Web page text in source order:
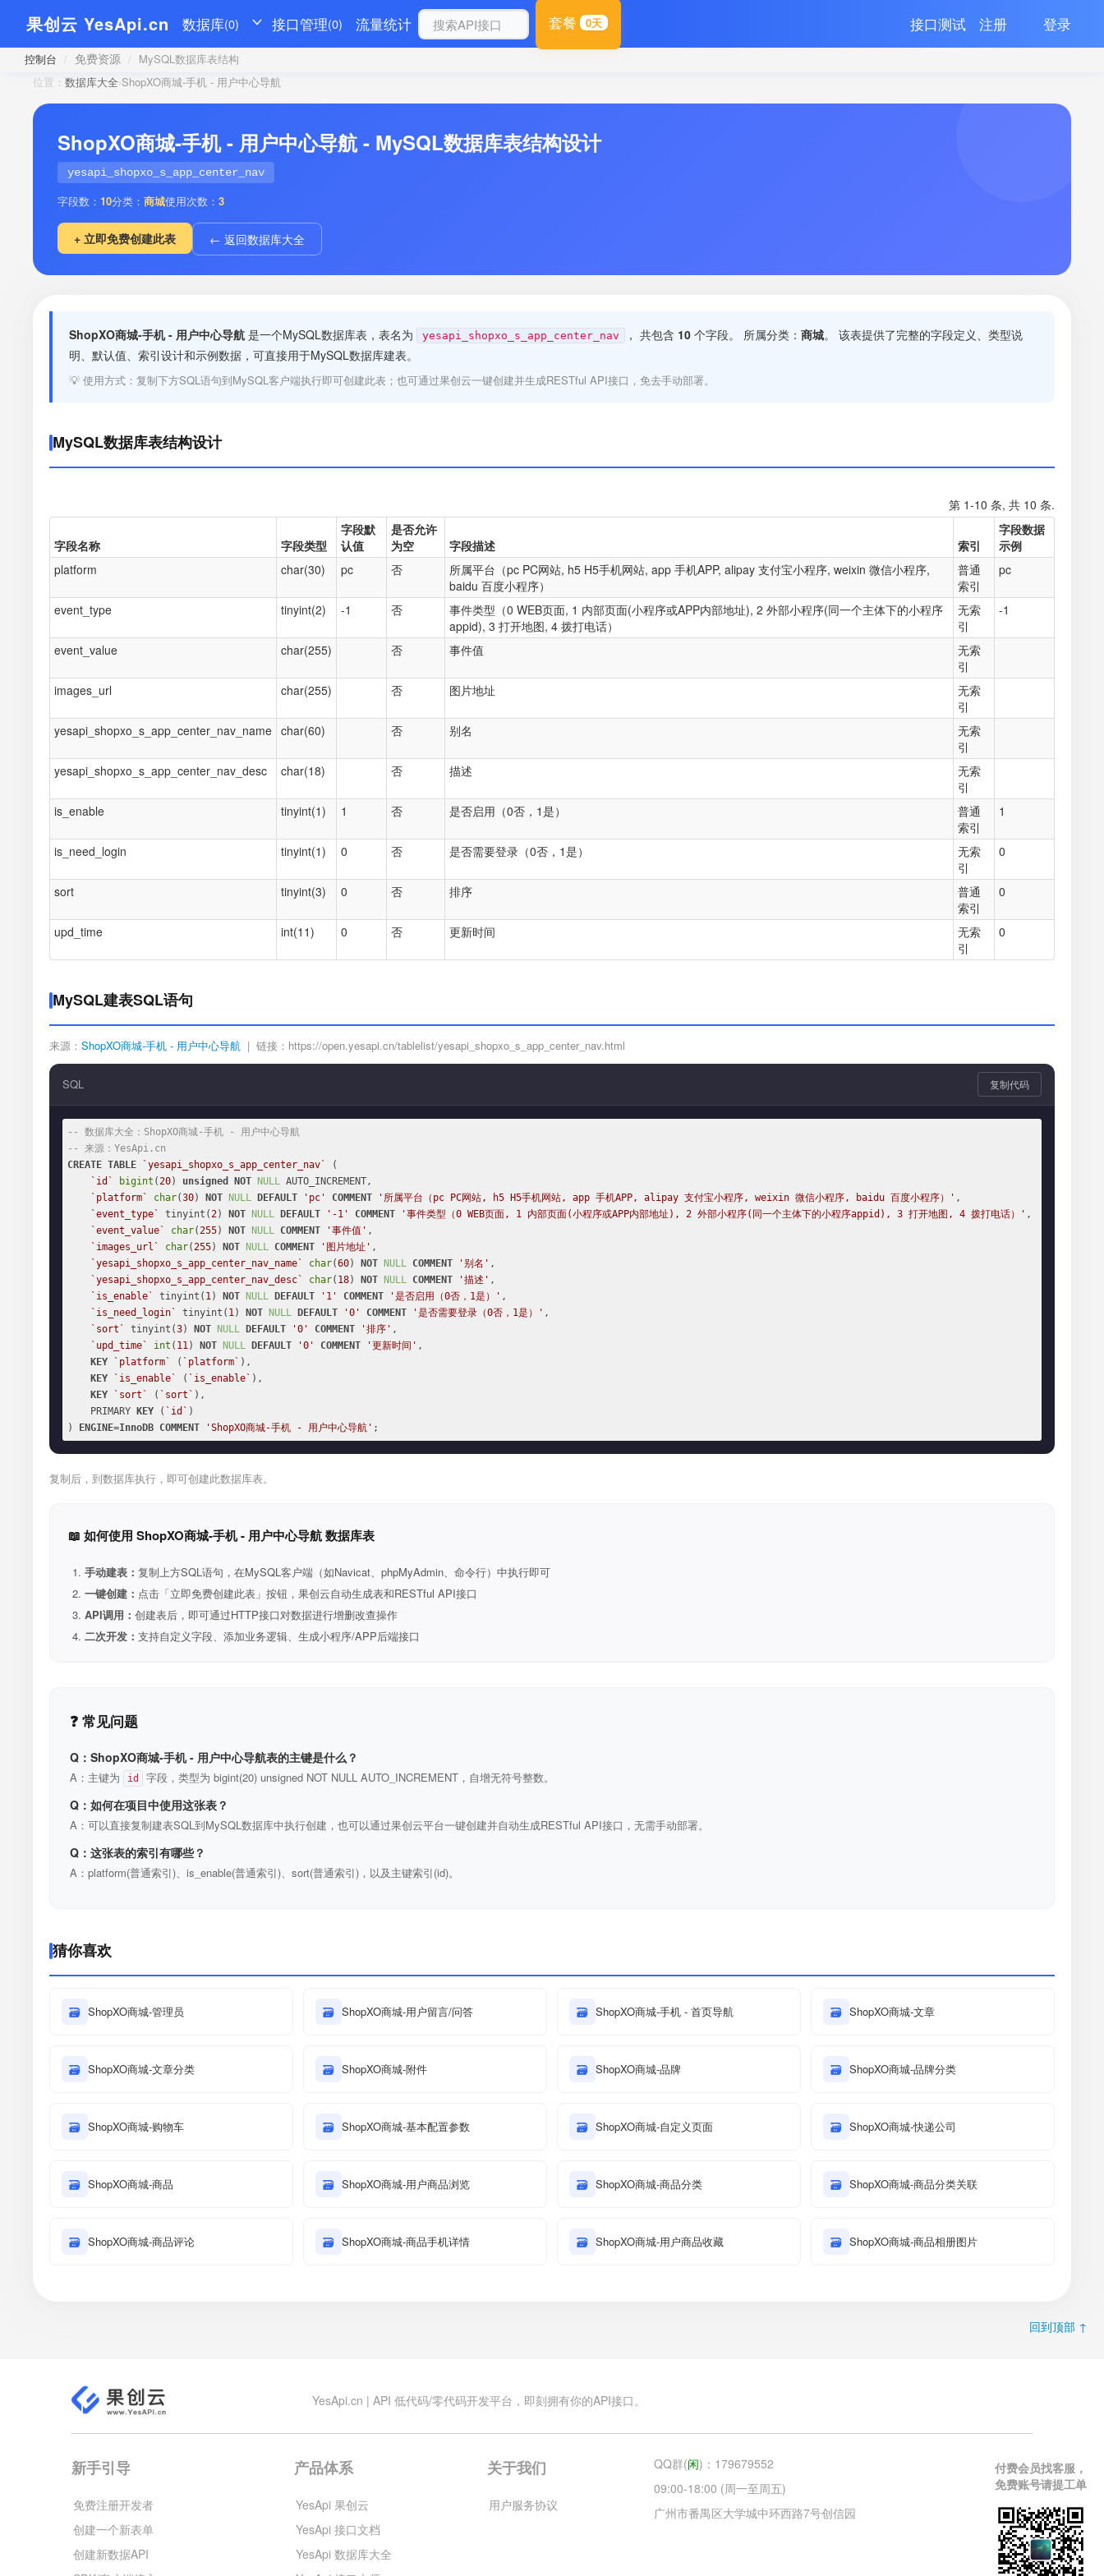
果创云 YesApi.cn 数据库(0) 接口管理(0) 流量统计 套餐 0天 接口测试 注册 登录
控制台 / 免费资源 / MySQL数据库表结构
位置： 数据库大全›ShopXO商城-手机 - 用户中心导航
ShopXO商城-手机 - 用户中心导航 - MySQL数据库表结构设计
yesapi_shopxo_s_app_center_nav
字段数： 10分类： 商城使用次数： 3
+ 立即免费创建此表 ← 返回数据库大全
ShopXO商城-手机 - 用户中心导航 是一个MySQL数据库表，表名为 yesapi_shopxo_s_app_center_nav ， 共包含 10 个字段。 所属分类： 商城。 该表提供了完整的字段定义、类型说
明、默认值、索引设计和示例数据，可直接用于MySQL数据库建表。
💡 使用方式：复制下方SQL语句到MySQL客户端执行即可创建此表；也可通过果创云一键创建并生成RESTful API接口，免去手动部署。
MySQL数据库表结构设计
第 1-10 条, 共 10 条.
字段名称 字段类型
字段默
认值
是否允许
为空
字段描述 索引
字段数据
示例
platform
char(30) pc 否
所属平台（pc PC网站, h5 H5手机网站, app 手机APP, alipay 支付宝小程序, weixin 微信小程序,
baidu 百度小程序）
普通
索引
pc
event_type tinyint(2) -1 否
事件类型（0 WEB页面, 1 内部页面(小程序或APP内部地址), 2 外部小程序(同一个主体下的小程序
appid), 3 打开地图, 4 拨打电话）
无索
引
-1
event_value char(255) 否 事件值
无索
引
images_url
char(255) 否 图片地址
无索
引
yesapi_shopxo_s_app_center_nav_name char(60) 否 别名
无索
引
yesapi_shopxo_s_app_center_nav_desc
char(18) 否 描述
无索
引
is_enable
tinyint(1) 1 否 是否启用（0否，1是）
普通
索引
1
is_need_login tinyint(1) 0 否 是否需要登录（0否，1是）
无索
引
0
sort tinyint(3) 0 否 排序
普通
索引
0
upd_time int(11) 0 否 更新时间
无索
引
0
MySQL建表SQL语句
来源： ShopXO商城-手机 - 用户中心导航 | 链接：https://open.yesapi.cn/tablelist/yesapi_shopxo_s_app_center_nav.html
SQL 复制代码
-- 数据库大全：ShopXO商城-手机 - 用户中心导航
-- 来源：YesApi.cn
CREATE TABLE `yesapi_shopxo_s_app_center_nav`
(
`id`
bigint (20) unsigned NOT NULL AUTO_INCREMENT,
`platform`
char(30) NOT NULL DEFAULT 'pc' COMMENT '所属平台（pc PC网站, h5 H5手机网站, app 手机APP, alipay 支付宝小程序, weixin 微信小程序, baidu 百度小程序）' ,
`event_type`
tinyint(2) NOT NULL DEFAULT '-1' COMMENT '事件类型（0 WEB页面, 1 内部页面(小程序或APP内部地址), 2 外部小程序(同一个主体下的小程序appid), 3 打开地图, 4 拨打电话）' ,
`event_value`
char(255) NOT NULL COMMENT '事件值' ,
`images_url`
char(255) NOT NULL COMMENT '图片地址' ,
`yesapi_shopxo_s_app_center_nav_name`
char(60) NOT NULL COMMENT '别名' ,
`yesapi_shopxo_s_app_center_nav_desc`
char( 18) NOT NULL COMMENT '描述' ,
`is_enable`
tinyint( 1) NOT NULL DEFAULT '1' COMMENT '是否启用（0否，1是）' ,
`is_need_login`
tinyint( 1) NOT NULL DEFAULT '0' COMMENT '是否需要登录（0否，1是）' ,
`sort`
tinyint(3) NOT NULL DEFAULT '0' COMMENT '排序' ,
`upd_time`
int ( 11) NOT NULL DEFAULT '0' COMMENT '更新时间' ,
KEY
`platform` ( `platform` ),
KEY
`is_enable` ( `is_enable` ),
KEY
`sort` ( `sort` ),
    PRIMARY
KEY ( `id` )
)
ENGINE=InnoDB COMMENT 'ShopXO商城-手机 - 用户中心导航' ;
复制后，到数据库执行，即可创建此数据库表。
📖 如何使用 ShopXO商城-手机 - 用户中心导航 数据库表
手动建表： 复制上方SQL语句，在MySQL客户端（如Navicat、phpMyAdmin、命令行）中执行即可
一键创建： 点击「立即免费创建此表」按钮，果创云自动生成表和RESTful API接口
API调用： 创建表后，即可通过HTTP接口对数据进行增删改查操作
二次开发： 支持自定义字段、添加业务逻辑、生成小程序/APP后端接口
❓ 常见问题
Q：ShopXO商城-手机 - 用户中心导航表的主键是什么？
A：主键为 id 字段，类型为 bigint(20) unsigned NOT NULL AUTO_INCREMENT，自增无符号整数。
Q：如何在项目中使用这张表？
A：可以直接复制建表SQL到MySQL数据库中执行创建，也可以通过果创云平台一键创建并自动生成RESTful API接口，无需手动部署。
Q：这张表的索引有哪些？
A：platform(普通索引)、is_enable(普通索引)、sort(普通索引)，以及主键索引(id)。
猜你喜欢
🗃 ShopXO商城-管理员 🗃 ShopXO商城-用户留言/问答 🗃 ShopXO商城-手机 - 首页导航 🗃 ShopXO商城-文章
🗃 ShopXO商城-文章分类 🗃 ShopXO商城-附件 🗃 ShopXO商城-品牌 🗃 ShopXO商城-品牌分类
🗃 ShopXO商城-购物车 🗃 ShopXO商城-基本配置参数 🗃 ShopXO商城-自定义页面 🗃 ShopXO商城-快递公司
🗃 ShopXO商城-商品 🗃 ShopXO商城-用户商品浏览 🗃 ShopXO商城-商品分类 🗃 ShopXO商城-商品分类关联
🗃 ShopXO商城-商品评论 🗃 ShopXO商城-商品手机详情 🗃 ShopXO商城-用户商品收藏 🗃 ShopXO商城-商品相册图片
回到顶部 ↑
YesApi.cn | API 低代码/零代码开发平台，即刻拥有你的API接口。
新手引导
免费注册开发者
创建一个新表单
创建新数据API
产品体系
YesApi 果创云
YesApi 接口文档
YesApi 数据库大全
关于我们
用户服务协议
QQ群(闲)：179679552
09:00-18:00 (周一至周五)
广州市番禺区大学城中环西路7号创信园
付费会员找客服，
免费账号请提工单